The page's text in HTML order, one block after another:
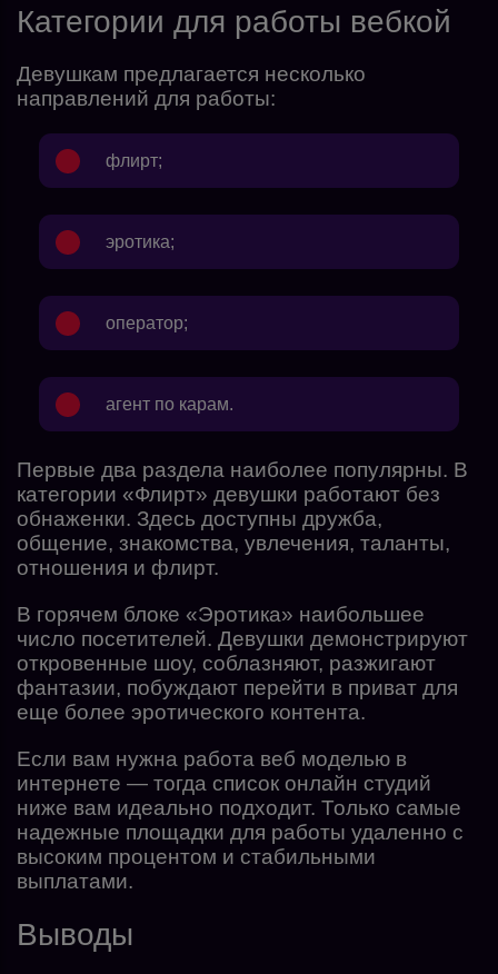
Категории для работы вебкой
Девушкам предлагается несколько
направлений для работы:
флирт;
эротика;
оператор;
агент по карам.
Первые два раздела наиболее популярны. В
категории «Флирт» девушки работают без
обнаженки. Здесь доступны дружба,
общение, знакомства, увлечения, таланты,
отношения и флирт.
В горячем блоке «Эротика» наибольшее
число посетителей. Девушки демонстрируют
откровенные шоу, соблазняют, разжигают
фантазии, побуждают перейти в приват для
еще более эротического контента.
Если вам нужна работа веб моделью в
интернете — тогда список онлайн студий
ниже вам идеально подходит. Только самые
надежные площадки для работы удаленно с
высоким процентом и стабильными
выплатами.
Выводы